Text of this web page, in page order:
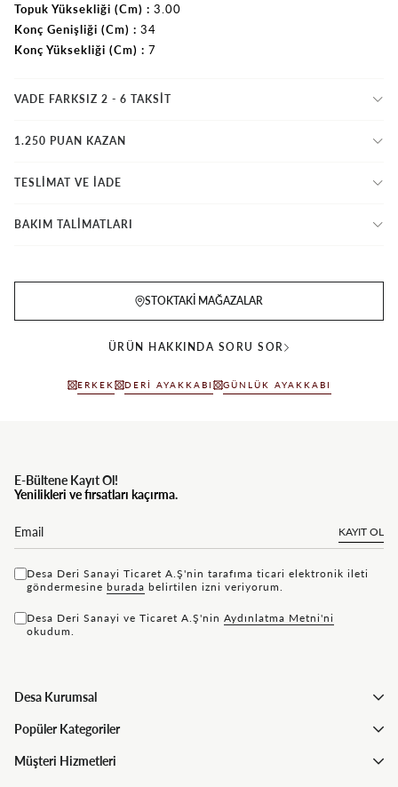
Topuk Yüksekliği (Cm)
3.00
Konç Genişliği (Cm)
34
Konç Yüksekliği (Cm)
7
VADE FARKSIZ 2 - 6 TAKSIT
1.250 PUAN KAZAN
TESLİMAT VE İADE
BAKIM TALİMATLARI
STOKTAKI MAĞAZALAR
ÜRÜN HAKKINDA SORU SOR
ERKEK DERI AYAKKABI GÜNLÜK AYAKKABI
E-Bültene Kayıt Ol!
Yenilikleri ve fırsatları kaçırma.
KAYIT OL
Desa Deri Sanayi Ticaret A.Ş'nin tarafıma ticari elektronik ileti
göndermesine bu rada belirtilen izni veriyorum.
Desa Deri Sanayi ve Ticaret A.Ş'nin Aydınlatma Metni'ni
okudum.
Desa Kurumsal
Popüler Kategoriler
Müşteri Hizmetleri